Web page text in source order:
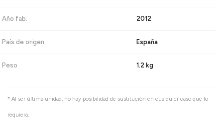
Año fab. 2012
País de origen España
Peso 1.2 kg
* Al ser última unidad, no hay posibilidad de sustitución en cualquier caso que lo
requiera.